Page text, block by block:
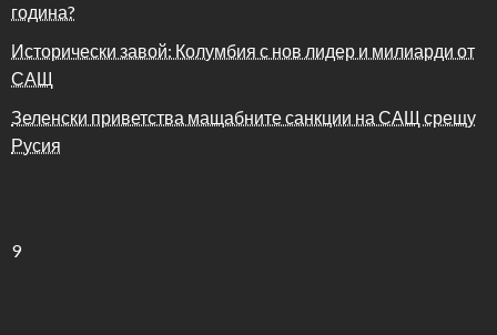
година?
Исторически завой: Колумбия с нов лидер и милиарди от
САЩ
Зеленски приветства мащабните санкции на САЩ срещу
Русия
9